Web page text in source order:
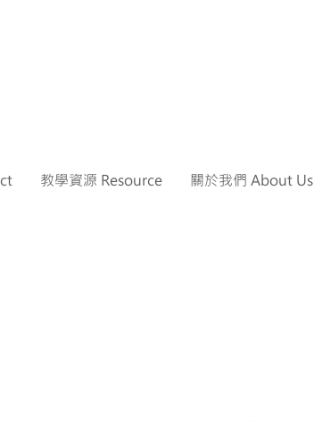
教學資源 Resource 關於我們 About Us